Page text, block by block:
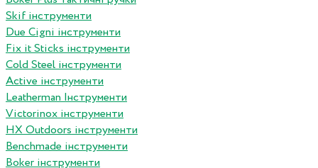
Skif інструменти
Due Cigni інструменти
Fix it Sticks інструменти
Сold Steel інструменти
Active інструменти
Leatherman Інструменти
Victorinox інструменти
HX Outdoors інструменти
Benchmade інструменти
Boker інструменти